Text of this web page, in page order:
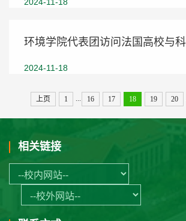
环境学院代表团访问法国高校与
2024-11-18
上页 1 16 17 18 19 20
相关链接